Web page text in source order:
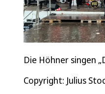
Die Höhner singen
Copyright: Julius